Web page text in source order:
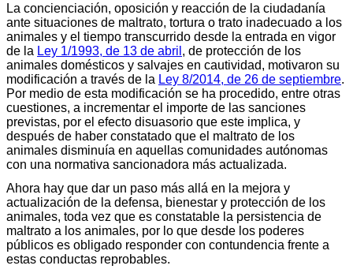
La concienciación, oposición y reacción de la ciudadanía
ante situaciones de maltrato, tortura o trato inadecuado a los
animales y el tiempo transcurrido desde la entrada en vigor
de la Ley 1/1993, de 13 de abril , de protección de los
animales domésticos y salvajes en cautividad, motivaron su
modificación a través de la Ley 8/2014, de 26 de septiembre.
Por medio de esta modificación se ha procedido, entre otras
cuestiones, a incrementar el importe de las sanciones
previstas, por el efecto disuasorio que este implica, y
después de haber constatado que el maltrato de los
animales disminuía en aquellas comunidades autónomas
con una normativa sancionadora más actualizada.
Ahora hay que dar un paso más allá en la mejora y
actualización de la defensa, bienestar y protección de los
animales, toda vez que es constatable la persistencia de
maltrato a los animales, por lo que desde los poderes
públicos es obligado responder con contundencia frente a
estas conductas reprobables.